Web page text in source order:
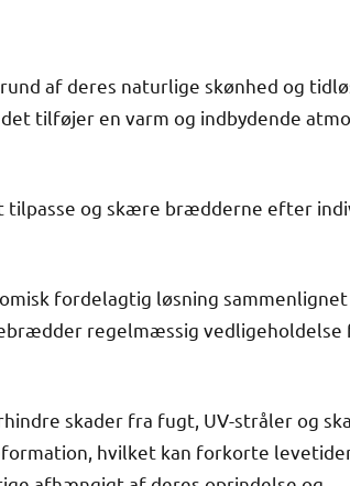
af deres naturlige skønhed og
tilføjer en varm og indbydende
tilpasse og skære brædderne efter
fordelagtig løsning sammenlignet
regelmæssig vedligeholdelse
skader fra fugt, UV-stråler og
hvilket kan forkorte